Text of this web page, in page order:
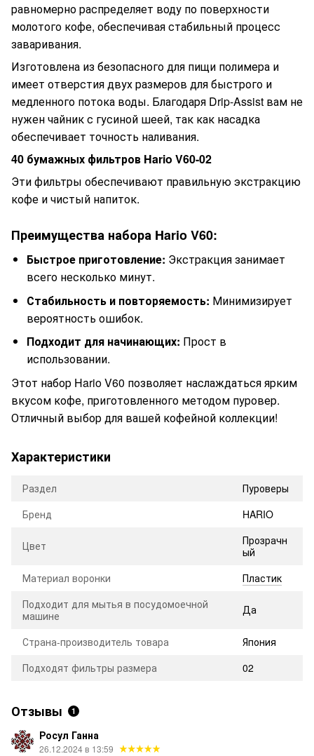
равномерно распределяет воду по поверхности
молотого кофе, обеспечивая стабильный процесс
заваривания.
Изготовлена из безопасного для пищи полимера и
имеет отверстия двух размеров для быстрого и
медленного потока воды. Благодаря Drip-Assist вам не
нужен чайник с гусиной шеей, так как насадка
обеспечивает точность наливания.
40 бумажных фильтров Hario V60-02
Эти фильтры обеспечивают правильную экстракцию
кофе и чистый напиток.
Преимущества набора Hario V60:
Быстрое приготовление: Экстракция занимает
всего несколько минут.
Стабильность и повторяемость: Минимизирует
вероятность ошибок.
Подходит для начинающих: Прост в
использовании.
Этот набор Hario V60 позволяет наслаждаться ярким
вкусом кофе, приготовленного методом пуровер.
Отличный выбор для вашей кофейной коллекции!
Характеристики
Раздел
Пуроверы
Бренд
HARIO
Цвет
Прозрачн
ый
Материал воронки
Пластик
Подходит для мытья в посудомоечной
машине
Да
Страна-производитель товара
Япония
Подходят фильтры размера
02
Отзывы 1
Росул Ганна
26.12.2024 в 13:59